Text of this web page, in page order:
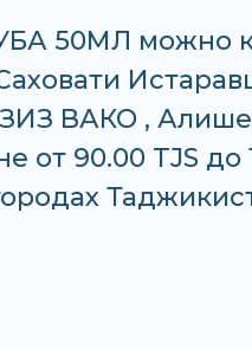
50МЛ можно
ВАКО ,
от 90.00 TJS до